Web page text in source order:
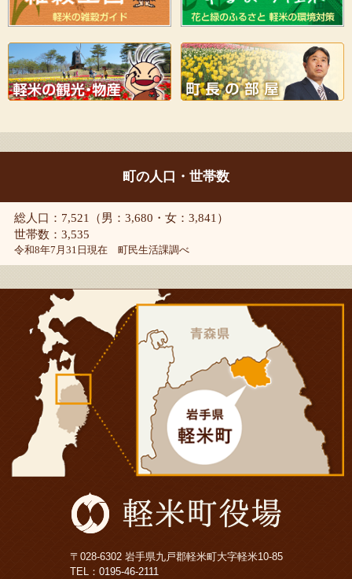
町の人口・世帯数
総人口：7,521（男：3,680・女：3,841）
世帯数：3,535
令和8年7月31日現在 町民生活課調べ
〒028-6302 岩手県九戸郡軽米町大字軽米10-85
TEL： 0195-46-2111